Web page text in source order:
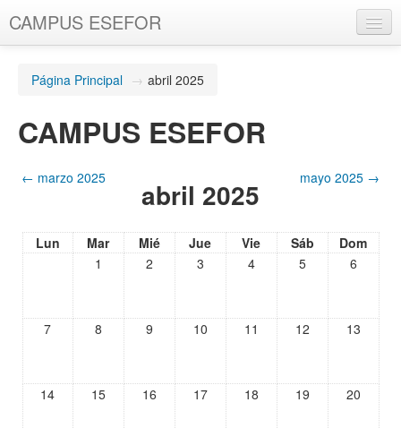
CAMPUS ESEFOR
Página Principal → abril 2025
CAMPUS ESEFOR
← marzo 2025 abril 2025 mayo 2025 →
Lun Mar Mié Jue Vie Sáb
Dom
1
2 3 4 5 6
7 8 9 10 11 12 13
14 15 16 17 18 19 20